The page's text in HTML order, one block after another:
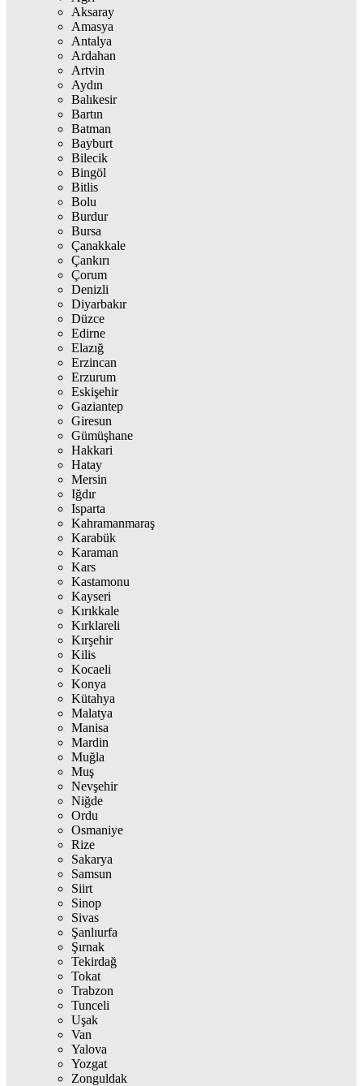
Aksaray
Amasya
Antalya
Ardahan
Artvin
Aydın
Balıkesir
Bartın
Batman
Bayburt
Bilecik
Bingöl
Bitlis
Bolu
Burdur
Bursa
Çanakkale
Çankırı
Çorum
Denizli
Diyarbakır
Düzce
Edirne
Elazığ
Erzincan
Erzurum
Eskişehir
Gaziantep
Giresun
Gümüşhane
Hakkari
Hatay
Mersin
Iğdır
Isparta
Kahramanmaraş
Karabük
Karaman
Kars
Kastamonu
Kayseri
Kırıkkale
Kırklareli
Kırşehir
Kilis
Kocaeli
Konya
Kütahya
Malatya
Manisa
Mardin
Muğla
Muş
Nevşehir
Niğde
Ordu
Osmaniye
Rize
Sakarya
Samsun
Siirt
Sinop
Sivas
Şanlıurfa
Şırnak
Tekirdağ
Tokat
Trabzon
Tunceli
Uşak
Van
Yalova
Yozgat
Zonguldak